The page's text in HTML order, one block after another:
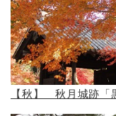
【秋】 秋月城跡「